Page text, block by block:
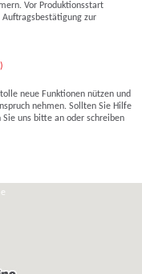
Vor Produktionsstart
zur
neue Funktionen nützen und
nehmen. Sollten Sie Hilfe
Sie uns bitte an oder schreiben